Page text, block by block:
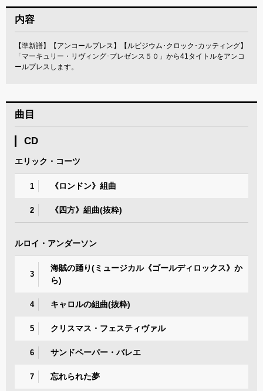
内容
【準新譜】【アンコールプレス】【ルビジウム･クロック･カッティング】
「マーキュリー・リヴィング･プレゼンス５０」から41タイトルをアンコ
ールプレスします。
曲目
CD
エリック・コーツ
1 《ロンドン》組曲
2 《四方》組曲(抜粋)
ルロイ・アンダーソン
3
海賊の踊り(ミュージカル《ゴールディロックス》か
ら)
4 キャロルの組曲(抜粋)
5 クリスマス・フェスティヴァル
6 サンドペーパー・バレエ
7 忘れられた夢